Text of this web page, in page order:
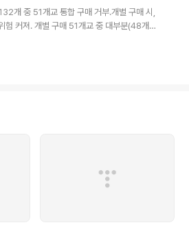
겠다고 밝힌 바 있다. 그러나 그 이후에도 음
개 중 51개교 통합 구매 거부.개별 구매 시,
험 커져. 개별 구매 51개교 중 대부분(48개
차 해소와 AI·소프트웨어 교육 강화를 위해
교가 사립학교인 것으로 확인됐다. 이에 우리
제품의 품질, 계약의 공정성 등을 ..